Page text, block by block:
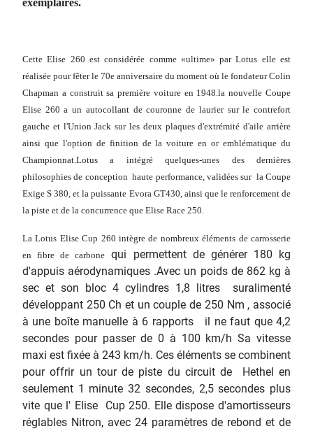
exemplaires.
Cette Elise 260 est considérée comme «ultime» par Lotus elle est
réalisée pour fêter le 70e anniversaire du moment où le fondateur Colin
Chapman a construit sa première voiture en 1948.la nouvelle Coupe
Elise 260 a un autocollant de couronne de laurier sur le contrefort
gauche et l'Union Jack sur les deux plaques d'extrémité d'aile arrière
ainsi que l'option de finition de la voiture en or emblématique du
Championnat.Lotus a intégré quelques-unes des dernières
philosophies de conception haute performance, validées sur la Coupe
Exige S 380, et la puissante Evora GT430, ainsi que le renforcement de
la piste et de la concurrence que Elise Race 250.
La Lotus Elise Cup 260 intègre de nombreux éléments de carrosserie
en fibre de carbone qui permettent de générer 180 kg
d'appuis aérodynamiques .Avec un poids de 862 kg à
sec et son bloc 4 cylindres 1,8 litres suralimenté
développant 250 Ch et un couple de 250 Nm , associé
à une boîte manuelle à 6 rapports il ne faut que 4,2
secondes pour passer de 0 à 100 km/h Sa vitesse
maxi est fixée à 243 km/h. Ces éléments se combinent
pour offrir un tour de piste du circuit de Hethel en
seulement 1 minute 32 secondes, 2,5 secondes plus
vite que l' Elise Cup 250. Elle dispose d'amortisseurs
réglables Nitron, avec 24 paramètres de rebond et de